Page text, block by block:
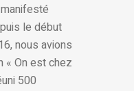
le début
nous avions
« On est chez
500